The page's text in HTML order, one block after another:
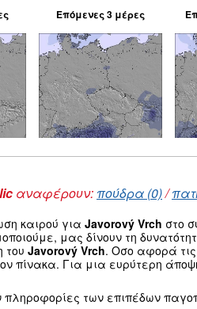
Επόμενες 3 μέρες
αναφέρουν: πούδρα (0)/
καιρού για Javorový Vrch στο
μας δίνουν τη
του Javorový Vrch. Οσο αφορά
πίνακα. Για μια ευρύτερη
των επιπέδων